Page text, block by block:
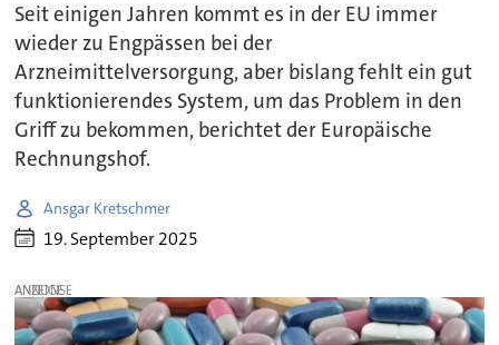
Seit einigen Jahren kommt es in der EU immer
wieder zu Engpässen bei der
Arzneimittelversorgung, aber bislang fehlt ein gut
funktionierendes System, um das Problem in den
Griff zu bekommen, berichtet der Europäische
Rechnungshof.
Ansgar Kretschmer
19. September 2025
ANZEIGE